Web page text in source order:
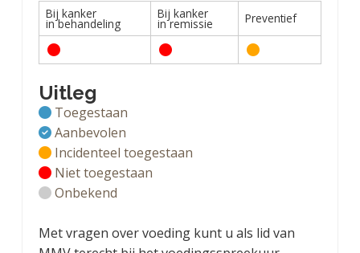
Bij kanker
in behandeling
Bij kanker
in remissie Preventief
Uitleg
Toegestaan
Aanbevolen
Incidenteel toegestaan
Niet toegestaan
Onbekend
Met vragen over voeding kunt u als lid van